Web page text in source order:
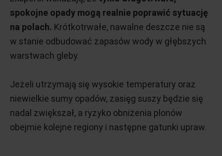
spokojne opady mogą realnie poprawić sytuację
na polach. Krótkotrwałe, nawalne deszcze nie są
w stanie odbudować zapasów wody w głębszych
warstwach gleby.
Jeżeli utrzymają się wysokie temperatury oraz
niewielkie sumy opadów, zasięg suszy będzie się
nadal zwiększał, a ryzyko obniżenia plonów
obejmie kolejne regiony i następne gatunki upraw.